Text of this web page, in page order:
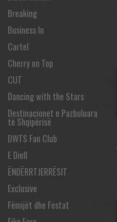
Breaking
Business In
Cartel
Cherry on Top
CUT
Dancing with the Stars
Destinacionet e Pazbuluara
të Shqipërisë
DWTS Fan Club
E Diell
ËNDËRRTJERRËSIT
Exclusive
Fëmijët dhe Festat